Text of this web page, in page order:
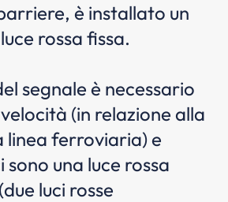
è installato un
rossa fissa.
segnale è necessario
(in relazione alla
linea ferroviaria) e
una luce rossa
luci rosse